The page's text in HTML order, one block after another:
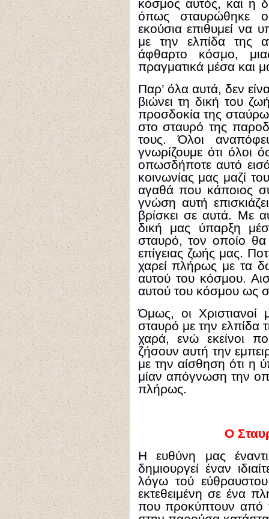
κόσμος αυτός, και η
όπως σταυρώθηκε ο
εκούσια επιθυμεί να
με την ελπίδα της
άφθαρτο κόσμο,
πραγματικά μέσα και
Παρ’ όλα αυτά, δεν
βιώνει τη δική του
προσδοκία της
στο σταυρό της
τους. Όλοι
γνωρίζουμε ότι όλοι
οπωσδήποτε αυτό
κοινωνίας μας μαζί
αγαθά που κάποιος
γνώση αυτή
βρίσκει σε αυτά. Με
δική μας ύπαρξη
σταυρό, τον οποίο
επίγειας ζωής μας.
χαρεί πλήρως με τα
αυτού του κόσμου.
αυτού του κόσμου ως
Όμως, οι
σταυρό με την ελπίδα
χαρά, ενώ εκείνοι
ζήσουν αυτή την
με την αίσθηση ότι η
μίαν απόγνωση την
πλήρως.
Ο
Η ευθύνη μας
δημιουργεί έναν
λόγω τού
εκτεθειμένη σε ένα
που προκύπτουν από